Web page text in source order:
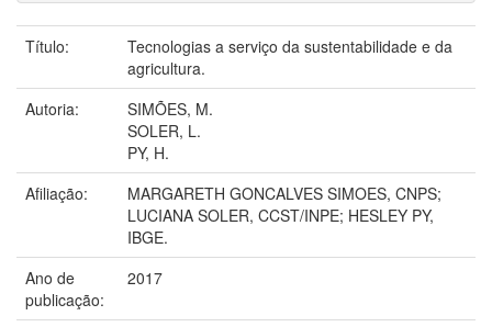
Título:
Tecnologias a serviço da sustentabilidade e da
agricultura.
Autoria:
SIMÕES, M.
SOLER, L.
PY, H.
Afiliação:
MARGARETH GONCALVES SIMOES, CNPS;
LUCIANA SOLER, CCST/INPE; HESLEY PY,
IBGE.
Ano de
publicação:
2017